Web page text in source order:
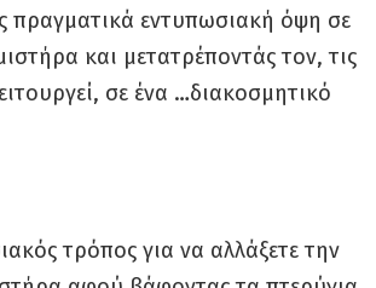
πραγματικά εντυπωσιακή όψη σε
και μετατρέποντάς τον, τις
σε ένα …διακοσμητικό
τρόπος για να αλλάξετε την